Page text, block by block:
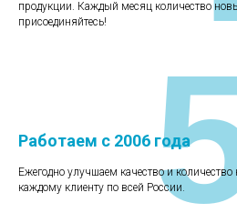
продукции. Каждый месяц количество
присоединяйтесь!
Работаем с 2006 года
Ежегодно улучшаем качество и
каждому клиенту по всей России.